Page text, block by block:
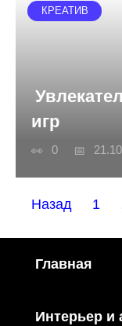
КРЕАТИВ
игр
0
Пагинация
Назад 1
Главная
Интерьер и